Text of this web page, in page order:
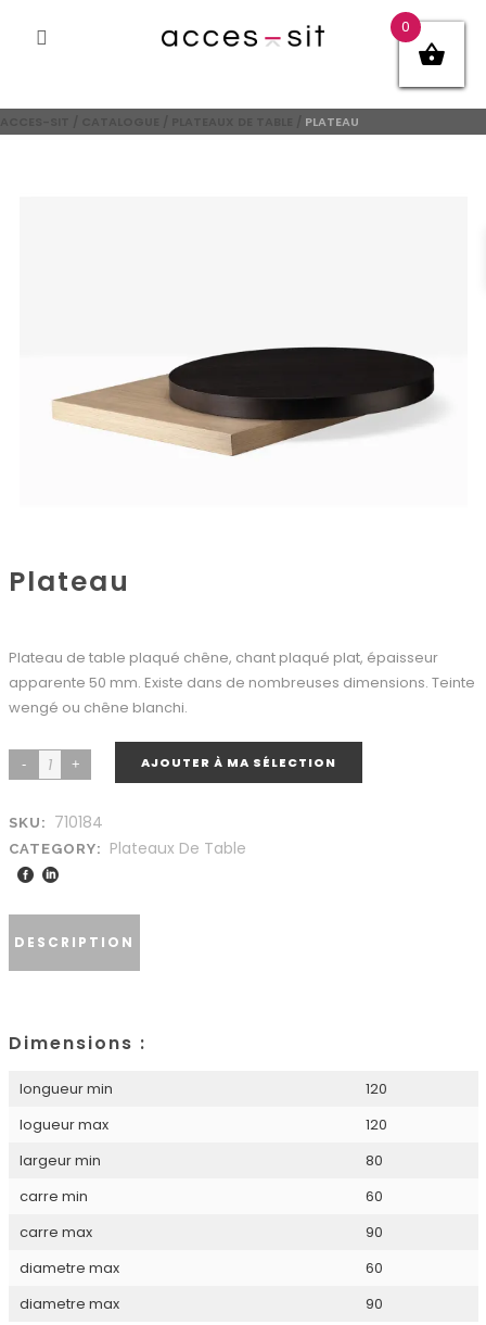
PLATEAU
Plateau
Plateau de table plaqué chêne, chant plaqué plat, épaisseur
apparente 50 mm. Existe dans de nombreuses dimensions. Teinte
wengé ou chêne blanchi.
AJOUTER À MA SÉLECTION
SKU: 710184
CATEGORY: Plateaux De Table
DESCRIPTION
Dimensions :
longueur min
120
logueur max
120
largeur min
80
carre min
60
carre max
90
diametre max
60
diametre max
90
0